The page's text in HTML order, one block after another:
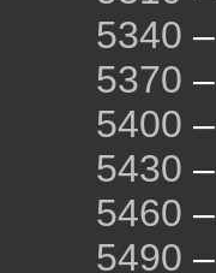
5340 –
5370 –
5400 –
5430 –
5460 –
5490 –